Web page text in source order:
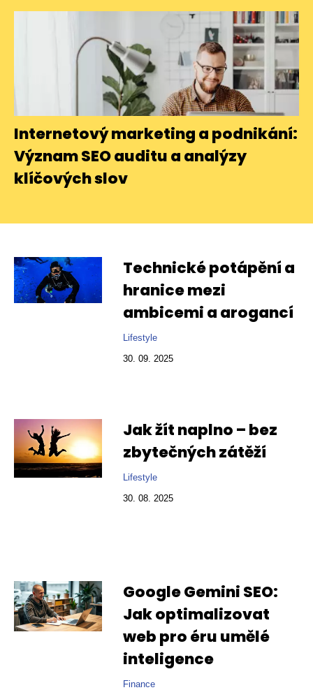
Internetový marketing a podnikání:
Význam SEO auditu a analýzy
klíčových slov
Technické potápění a
hranice mezi
ambicemi a arogancí
Lifestyle
30. 09. 2025
Jak žít naplno – bez
zbytečných zátěží
Lifestyle
30. 08. 2025
Google Gemini SEO:
Jak optimalizovat
web pro éru umělé
inteligence
Finance